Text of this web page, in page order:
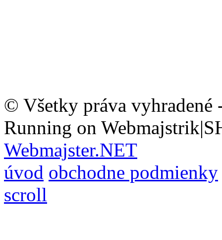
© Všetky práva vyhradené
Running on
Webmajster.NET
úvod obchodne podmienky
scroll